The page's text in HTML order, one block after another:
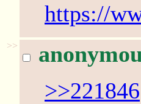
https://
>>
>>221846